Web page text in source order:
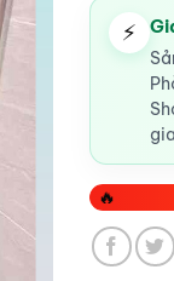
⚡
🔥